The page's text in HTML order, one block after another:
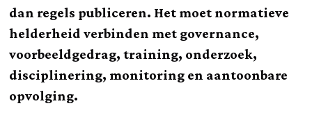
dan regels publiceren. Het moet normatieve
helderheid verbinden met governance,
voorbeeldgedrag, training, onderzoek,
disciplinering, monitoring en aantoonbare
opvolging.